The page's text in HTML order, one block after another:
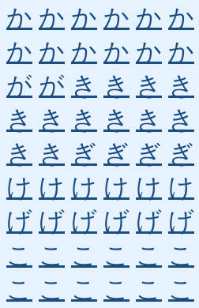
か か か か か か
か か か か か か
が が き き き き
き き き き き き
き き ぎ ぎ ぎ ぎ
け け け け け け
げ げ げ げ げ げ
こ こ こ こ こ こ
こ こ こ こ こ こ